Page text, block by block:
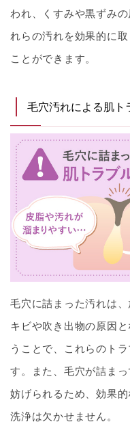
われ、くすみや黒ずみ
れらの汚れを効果的に
ことができます。
毛穴汚れによる肌ト
毛穴に詰まった汚れは
キビや吹き出物の原因
うことで、これらのト
す。また、毛穴が詰ま
妨げられるため、効果
洗浄は欠かせません。